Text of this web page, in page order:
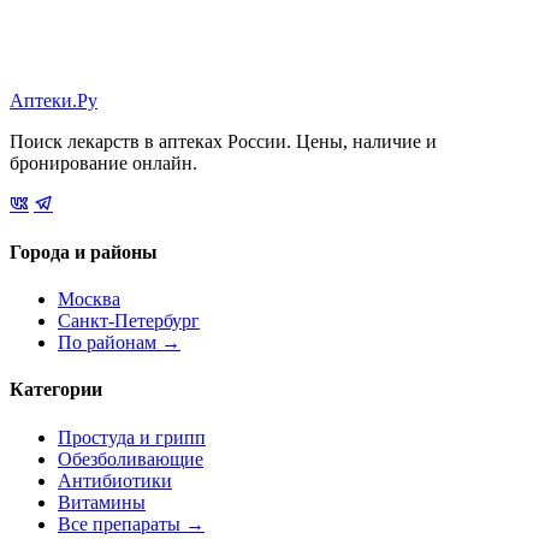
Аптеки.Ру
Поиск лекарств в аптеках России. Цены, наличие и
бронирование онлайн.
Города и районы
Москва
Санкт-Петербург
По районам →
Категории
Простуда и грипп
Обезболивающие
Антибиотики
Витамины
Все препараты →